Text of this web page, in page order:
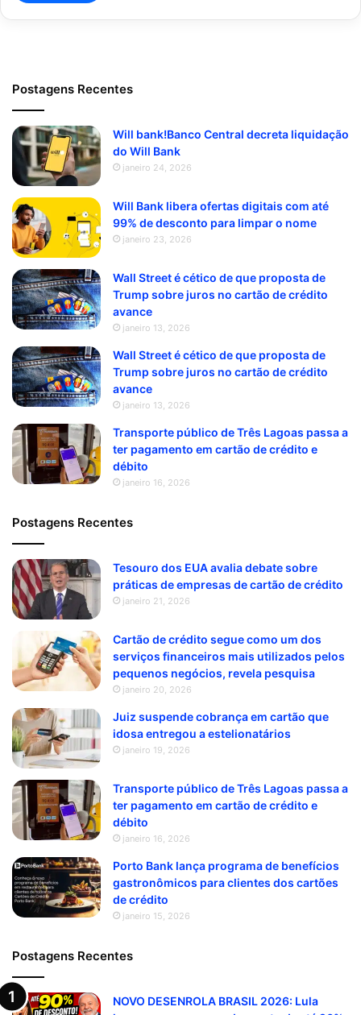
Postagens Recentes
Will bank!Banco Central decreta liquidação
do Will Bank
janeiro 24, 2026
Will Bank libera ofertas digitais com até
99% de desconto para limpar o nome
janeiro 23, 2026
Wall Street é cético de que proposta de
Trump sobre juros no cartão de crédito
avance
janeiro 13, 2026
Wall Street é cético de que proposta de
Trump sobre juros no cartão de crédito
avance
janeiro 13, 2026
Transporte público de Três Lagoas passa a
ter pagamento em cartão de crédito e
débito
janeiro 16, 2026
Postagens Recentes
Tesouro dos EUA avalia debate sobre
práticas de empresas de cartão de crédito
janeiro 21, 2026
Cartão de crédito segue como um dos
serviços financeiros mais utilizados pelos
pequenos negócios, revela pesquisa
janeiro 20, 2026
Juiz suspende cobrança em cartão que
idosa entregou a estelionatários
janeiro 19, 2026
Transporte público de Três Lagoas passa a
ter pagamento em cartão de crédito e
débito
janeiro 16, 2026
Porto Bank lança programa de benefícios
gastronômicos para clientes dos cartões
de crédito
janeiro 15, 2026
Postagens Recentes
NOVO DESENROLA BRASIL 2026: Lula